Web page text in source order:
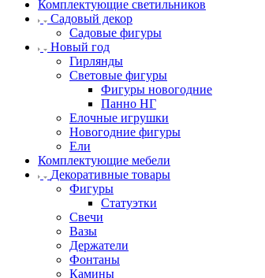
Комплектующие светильников
Садовый декор
Садовые фигуры
Новый год
Гирлянды
Световые фигуры
Фигуры новогодние
Панно НГ
Елочные игрушки
Новогодние фигуры
Ели
Комплектующие мебели
Декоративные товары
Фигуры
Статуэтки
Свечи
Вазы
Держатели
Фонтаны
Камины